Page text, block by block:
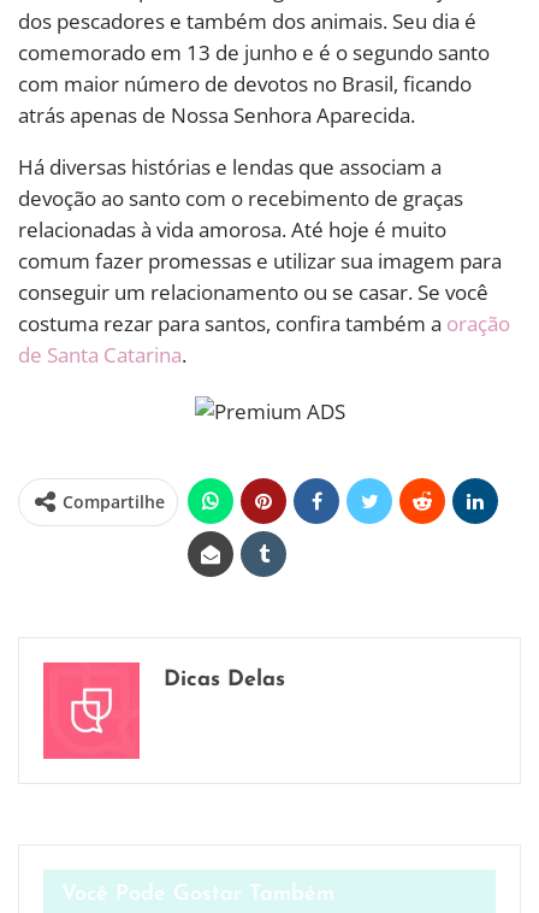
dos pescadores e também dos animais. Seu dia é
comemorado em 13 de junho e é o segundo santo
com maior número de devotos no Brasil, ficando
atrás apenas de Nossa Senhora Aparecida.
Há diversas histórias e lendas que associam a
devoção ao santo com o recebimento de graças
relacionadas à vida amorosa. Até hoje é muito
comum fazer promessas e utilizar sua imagem para
conseguir um relacionamento ou se casar. Se você
costuma rezar para santos, confira também a oração
de Santa Catarina.
Compartilhe
Dicas Delas
Você Pode Gostar Também